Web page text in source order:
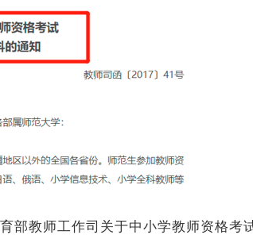
部教师工作司关于中小学教师资格考